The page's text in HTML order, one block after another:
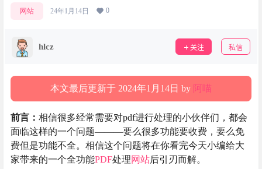
网站 24年1月14日 0
hlcz 关注 私信
本文最后更新于 2024年1月14日 by 阿喵
前言： 相信很多经常需要对pdf进行处理的小伙伴们，都会
面临这样的一个问题———要么很多功能要收费，要么免
费但是功能不全。相信这个问题将在你看完今天小编给大
家带来的一个全功能PDF处理网站后引刃而解。